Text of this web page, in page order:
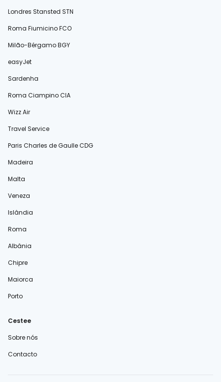
Londres Stansted STN
Roma Fiumicino FCO
Milão-Bérgamo BGY
easyJet
Sardenha
Roma Ciampino CIA
Wizz Air
Travel Service
Paris Charles de Gaulle CDG
Madeira
Malta
Veneza
Islândia
Roma
Albânia
Chipre
Maiorca
Porto
Cestee
Sobre nós
Contacto